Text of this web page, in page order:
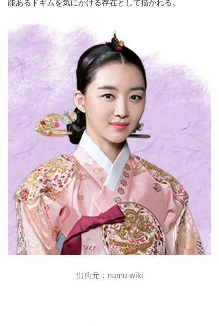
能あるドギムを気にかける存在として描かれる。
出典元：namu-wiki